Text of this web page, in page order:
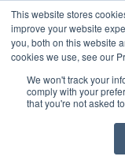
This website stores
improve your website
you, both on this website
cookies we use, see our
We won't track your
comply with your
that you're not asked